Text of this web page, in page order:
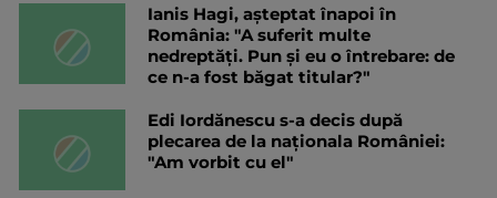
Ianis Hagi, așteptat înapoi în
România: "A suferit multe
nedreptăți. Pun și eu o întrebare: de
ce n-a fost băgat titular?"
Edi Iordănescu s-a decis după
plecarea de la naționala României:
"Am vorbit cu el"